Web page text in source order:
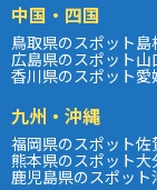
中国・四国
鳥取県のスポット島
広島県のスポット山
香川県のスポット愛
九州・沖縄
福岡県のスポット佐
熊本県のスポット大
鹿児島県のスポット